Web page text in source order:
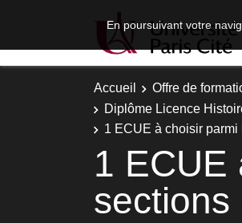
En poursuivant votre
Accueil Offre de
Diplôme Licence
1 ECUE à choisir
1 ECUE
sections